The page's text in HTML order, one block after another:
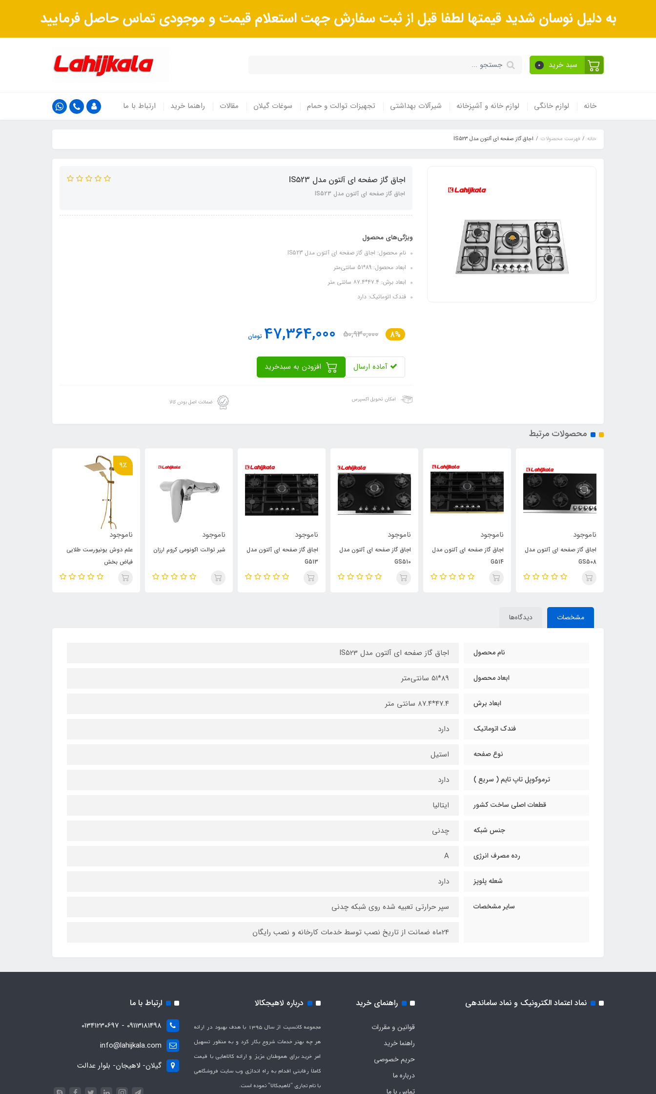
به دلیل نوسان شدید قیمتها لطفا قبل از ثبت سفارش جهت استعلام قیمت و موجودی تماس حاصل فرمایید
سبد خرید 0
خانه لوازم خانگی لوازم خانه و آشپزخانه شیرآلات بهداشتی تجهیزات توالت و حمام سوغات گیلان مقالات راهنما خرید ارتباط با ما
خانه فهرست محصولات اجاق گاز صفحه ای آلتون مدل IS523
اجاق گاز صفحه ای آلتون مدل IS523
اجاق گاز صفحه ای آلتون مدل IS523
ویژگی‌های محصول
نام محصول: اجاق گاز صفحه ای آلتون مدل IS523
ابعاد محصول: 89*51 سانتی‌متر
ابعاد برش: ۴۷.۴*۸۷.۴ سانتی متر
فندک اتوماتیک: دارد
8%
50,930,000
47,364,000 تومان
آماده ارسال
امکان تحویل اکسپرس ضمانت اصل بودن کالا
محصولات مرتبط
ناموجود
اجاق گاز صفحه ای آلتون مدل
GS508
ناموجود
اجاق گاز صفحه ای آلتون مدل
G514
ناموجود
اجاق گاز صفحه ای آلتون مدل
GS510
ناموجود
اجاق گاز صفحه ای آلتون مدل
G513
ناموجود
شیر توالت اکونومی کروم ارزان
9٪
ناموجود
علم دوش یونیورست طلایی
فیاض بخش
مشخصات دیدگاه‌ها
نام محصول اجاق گاز صفحه ای آلتون مدل IS523
ابعاد محصول 89*51 سانتی‌متر
ابعاد برش ۴۷.۴*۸۷.۴ سانتی متر
فندک اتوماتیک دارد
نوع صفحه استیل
ترموکوپل تاپ تایم ( سریع ) دارد
قطعات اصلی ساخت کشور ایتالیا
جنس شبکه چدنی
رده مصرف انرژی A
شعله پلوپز دارد
سایر مشخصات سپر حرارتی تعبیه شده روی شبکه چدنی
24ماه ضمانت از تاریخ نصب توسط خدمات کارخانه و نصب رایگان
نماد اعتماد الکترونیک و نماد ساماندهی راهنمای خرید
قوانین و مقررات
راهنما خرید
حریم خصوصی
درباره ما
تماس با ما
درباره لاهیجکالا
مجموعه کانسپت از سال 1395 با هدف بهبود در ارائه
هر چه بهتر خدمات شروع بکار کرد و به منظور تسهیل
امر خرید برای هموطنان عزیز و ارائه کالاهایی با قیمت
کاملاَ رقابتی اقدام به راه اندازی وب سایت فروشگاهی
با نام تجاری "لاهیج­کالا" نموده است.
ارتباط با ما
09113181498 - 01341230697
info@lahijkala.com
گیلان- لاهیجان- بلوار عدالت